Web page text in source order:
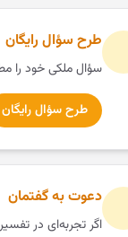
طرح سؤال رایگان
سؤال ملکی خود را
طرح سؤال رایگان
دعوت به گفتمان
اگر تجربه‌ای در